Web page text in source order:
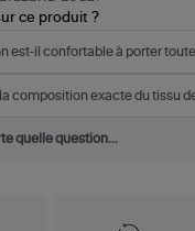
ce produit ?
est-il confortable à porter
composition exacte du tissu